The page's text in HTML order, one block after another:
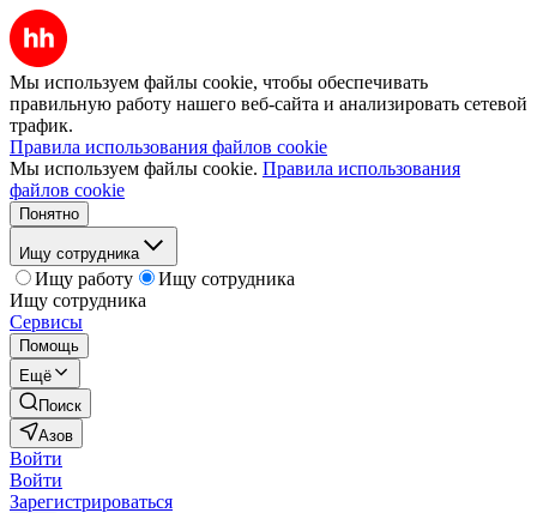
Мы используем файлы cookie, чтобы обеспечивать
правильную работу нашего веб-сайта и анализировать сетевой
трафик.
Правила использования файлов cookie
Мы используем файлы cookie. Правила использования
файлов cookie
Понятно
Ищу сотрудника
Ищу работу
Ищу сотрудника
Ищу сотрудника
Сервисы
Помощь
Ещё
Поиск
Азов
Войти
Войти
Зарегистрироваться